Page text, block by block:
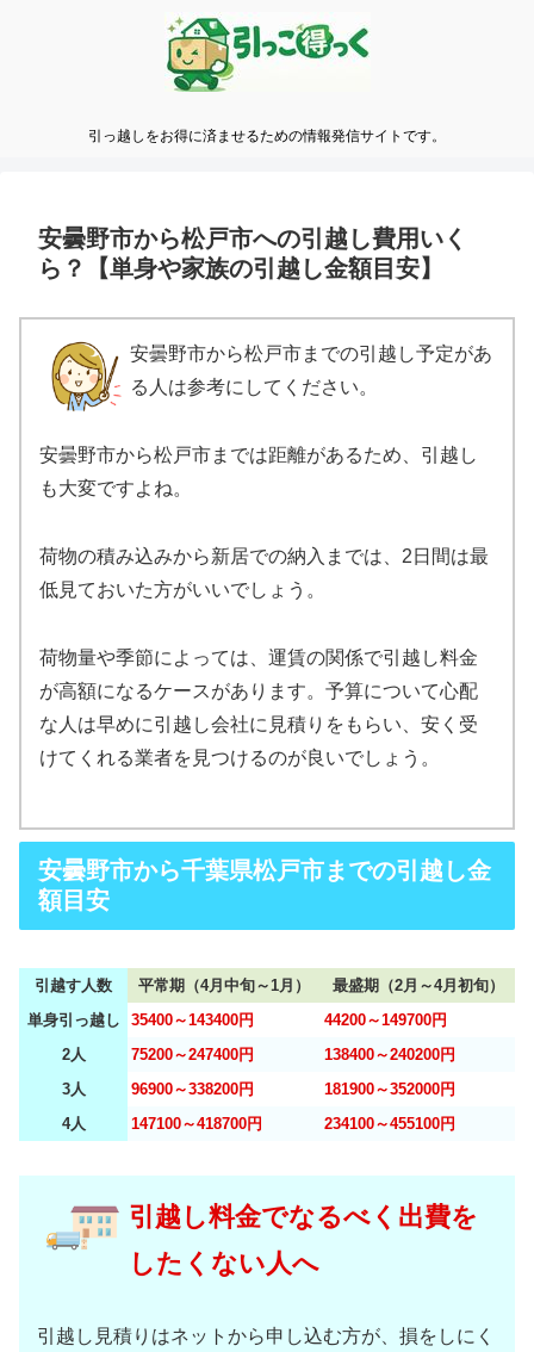
引っ越しをお得に済ませるための情報発信サイトです。
安曇野市から松戸市への引越し費用いく
ら？【単身や家族の引越し金額目安】
安曇野市から松戸市までの引越し予定があ
る人は参考にしてください。
安曇野市から松戸市までは距離があるため、引越し
も大変ですよね。
荷物の積み込みから新居での納入までは、2日間は最
低見ておいた方がいいでしょう。
荷物量や季節によっては、運賃の関係で引越し料金
が高額になるケースがあります。予算について心配
な人は早めに引越し会社に見積りをもらい、安く受
けてくれる業者を見つけるのが良いでしょう。
安曇野市から千葉県松戸市までの引越し金
額目安
引越す人数 平常期（4月中旬～1月）
最盛期（2月～4月初旬）
単身引っ越し
35400～143400円
44200～149700円
2人
75200～247400円
138400～240200円
3人
96900～338200円
181900～352000円
4人
147100～418700円 234100～455100円
引越し料金でなるべく出費を
したくない人へ
引越し見積りはネットから申し込む方が、損をしにく